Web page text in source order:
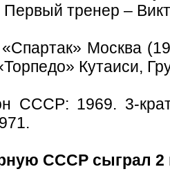
тренер –
Москва
Кутаиси,
СССР: 1969. 3-
СССР сыграл 2